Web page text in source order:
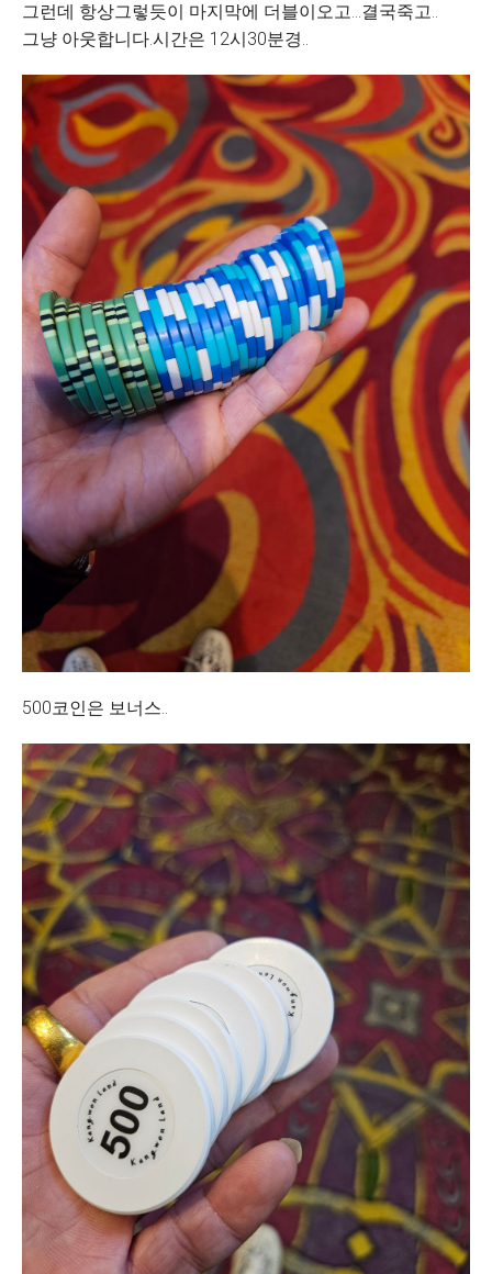
그런데 항상그렇듯이 마지막에 더블이오고...결국죽고..
그냥 아웃합니다.시간은 12시30분경..
500코인은 보너스..